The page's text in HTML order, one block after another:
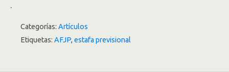
.
Categorías: Artículos
Etiquetas: AFJP, estafa previsional